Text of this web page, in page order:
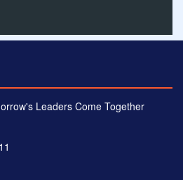
Leaders Come Together